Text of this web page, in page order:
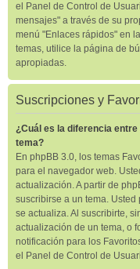
el Panel de Control de
mensajes" a través de su
menú "Enlaces rápidos" en
temas, utilice la página de
apropiadas.
Suscripciones y
¿Cuál es la diferencia
tema?
En phpBB 3.0, los temas
para el navegador web.
actualización. A partir de
suscribirse a un tema.
se actualiza. Al suscribirte,
actualización de un tema, o
notificación para los
el Panel de Control de